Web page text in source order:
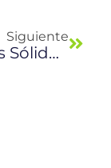
Siguiente
Residuos Sólidos Urbanos